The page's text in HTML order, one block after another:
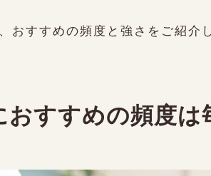
おすすめの頻度と強さをご紹介
すすめの頻度は